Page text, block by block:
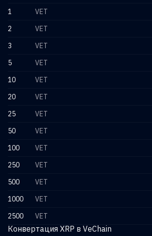
1
VET
2
VET
3
VET
5
VET
10
VET
20
VET
25
VET
50
VET
100
VET
250
VET
500
VET
1000
VET
2500
VET
Конвертация XRP в VeChain